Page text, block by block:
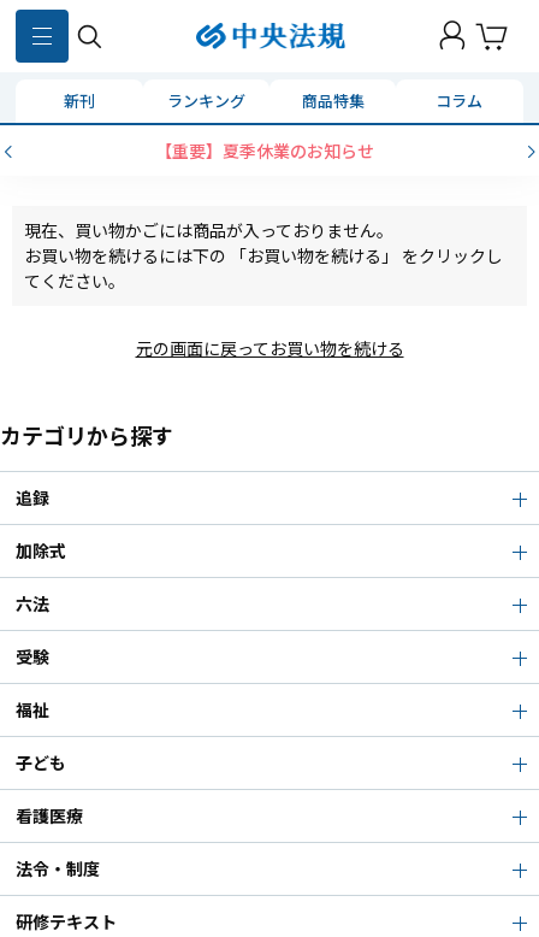
新刊 ランキング 商品特集 コラム
【重要】夏季休業のお知らせ
現在、買い物かごには商品が入っておりません。
お買い物を続けるには下の 「お買い物を続ける」 をクリックし
てください。
元の画面に戻ってお買い物を続ける
カテゴリから探す
追録
加除式
六法
受験
福祉
子ども
看護医療
法令・制度
研修テキスト